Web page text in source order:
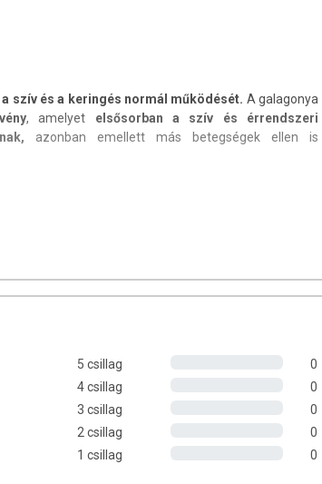
szív és a keringés normál működését. A galagonya
, amelyet elsősorban a szív és érrendszeri
azonban emellett más betegségek ellen is
kiválasztása
300 mg
5 csillag
0
4 csillag
0
3 csillag
0
2 csillag
0
1 csillag
0